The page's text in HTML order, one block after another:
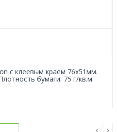
с клеевым краем 76х51мм.
бумаги: 75 г/кв.м.